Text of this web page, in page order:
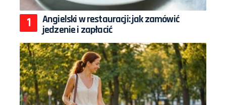
Angielski w restauracji: jak zamówić
jedzenie i zapłacić